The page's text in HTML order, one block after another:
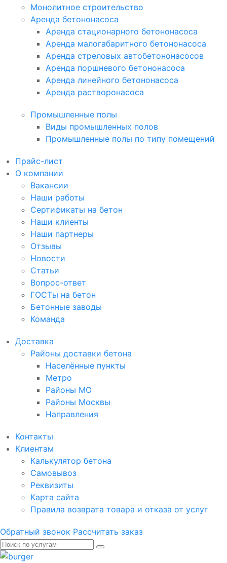
Монолитное строительство
Аренда бетононасоса
Аренда стационарного бетононасоса
Аренда малогабаритного бетононасоса
Аренда стреловых автобетононасосов
Аренда поршневого бетононасоса
Аренда линейного бетононасоса
Аренда растворонасоса
Промышленные полы
Виды промышленных полов
Промышленные полы по типу помещений
Прайс-лист
О компании
Вакансии
Наши работы
Сертификаты на бетон
Наши клиенты
Наши партнеры
Отзывы
Новости
Статьи
Вопрос-ответ
ГОСТы на бетон
Бетонные заводы
Команда
Доставка
Районы доставки бетона
Населённые пункты
Метро
Районы МО
Районы Москвы
Направления
Контакты
Клиентам
Калькулятор бетона
Самовывоз
Реквизиты
Карта сайта
Правила возврата товара и отказа от услуг
Обратный звонок Рассчитать заказ